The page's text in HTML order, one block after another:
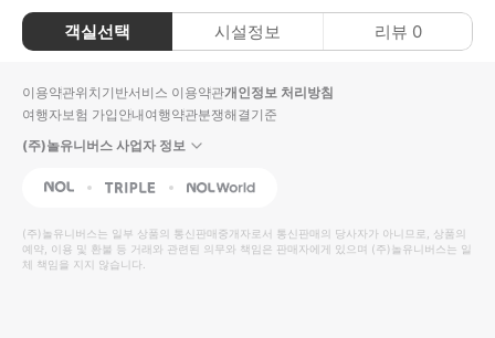
객실선택 시설정보 리뷰 0
이용약관위치기반서비스 이용약관개인정보 처리방침
여행자보험 가입안내여행약관분쟁해결기준
(주)놀유니버스 사업자 정보
NOL Triple Interpark Global
(주)놀유니버스는 일부 상품의 통신판매중개자로서 통신판매의 당사자가 아니므로, 상품의
예약, 이용 및 환불 등 거래와 관련된 의무와 책임은 판매자에게 있으며 (주)놀유니버스는 일
체 책임을 지지 않습니다.